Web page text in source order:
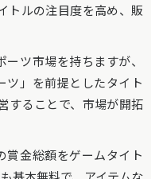
トルの注目度を高め、販
ツ市場を持ちますが、
ツ」を前提としたタイト
することで、市場が開拓
金総額をゲームタイト